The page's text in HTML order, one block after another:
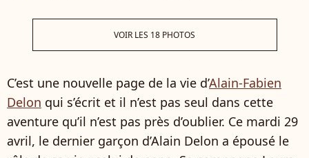
VOIR LES 18 PHOTOS
C’est une nouvelle page de la vie d’Alain-Fabien
Delon qui s’écrit et il n’est pas seul dans cette
aventure qu’il n’est pas près d’oublier. Ce mardi 29
avril, le dernier garçon d’Alain Delon a épousé le